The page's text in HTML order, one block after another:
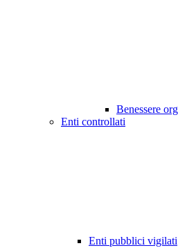
Benessere
Enti controllati
Enti pubblici vigilati